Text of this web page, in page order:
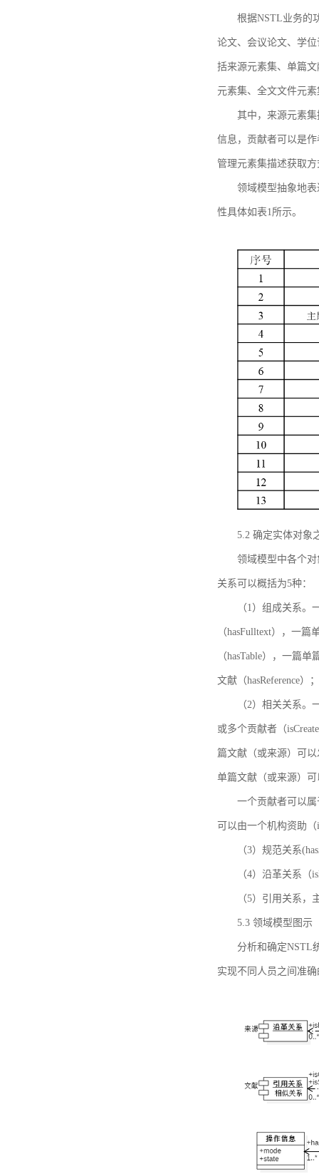
根据NSTL业务的
论文、会议论文、学
括来源元素集、单篇
元素集、全文文件元
其中，来源元素
信息，贡献者可以是
管理元素集描述获取
领域模型抽象地
性具体如表1所示。
5.2 确定实体对象
领域模型中各个
关系可以概括为5种：
（1）组成关系
（hasFulltext），一
（hasTable），一篇
文献（hasReference）；
（2）相关关系
或多个贡献者（
篇文献（或来源）可
单篇文献（或来源）可
一个贡献者可以
可以由一个机构资助（
（3）规范关系
（4）沿革关系
（5）引用关系，
5.3 领域模型图示
分析和确定NSTL
实现不同人员之间准